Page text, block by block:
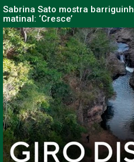
Sabrina Sato mostra
matinal: ‘Cresce’